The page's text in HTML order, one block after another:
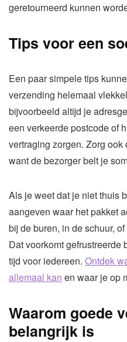
geretourneerd kunnen
Tips voor een
Een paar simpele tips
verzending helemaal
bijvoorbeeld altijd je
een verkeerde postcode of
vertraging zorgen. Zorg
want de bezorger belt je
Als je weet dat je niet thuis
aangeven waar het pakket
bij de buren, in de schuur,
Dat voorkomt
tijd voor iedereen. Ontdek
allemaal kan en waar je op
Waarom goede
belangrijk is